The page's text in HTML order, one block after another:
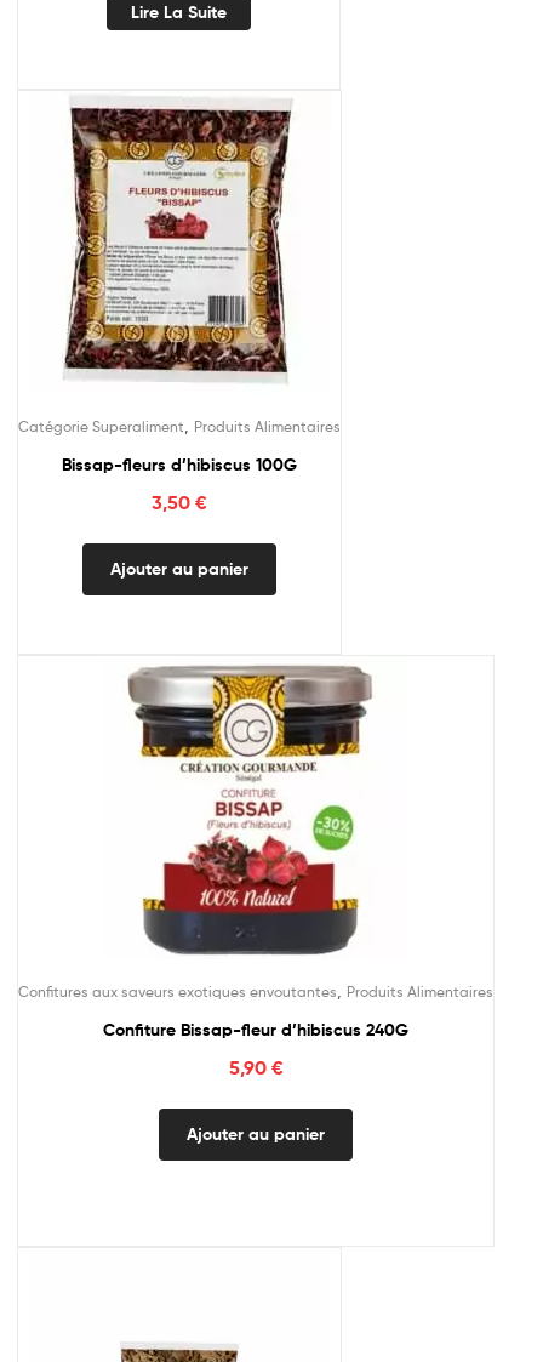
Lire La Suite
Catégorie Superaliment Produits Alimentaires
Bissap-fleurs d’hibiscus 100G
3,50 €
Ajouter au panier
Confitures aux saveurs exotiques envoutantes Produits Alimentaires
Confiture Bissap-fleur d’hibiscus 240G
5,90 €
Ajouter au panier